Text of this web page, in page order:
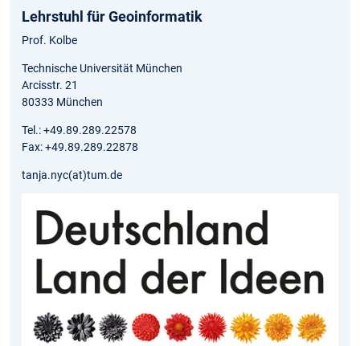
Lehrstuhl für Geoinformatik
Prof. Kolbe
Technische Universität München
Arcisstr. 21
80333 München
Tel.: +49.89.289.22578
Fax: +49.89.289.22878
tanja.nyc(at)tum.de